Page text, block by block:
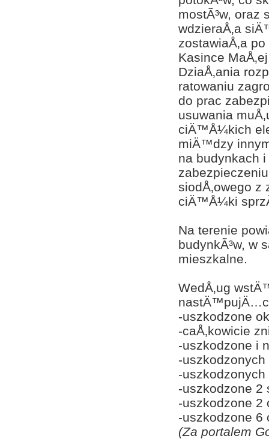
mostÃ³w, oraz
wdzieraÅ‚a
zostawiaÅ‚a
Kasince
DziaÅ‚ania
ratowaniu
do prac
usuwania
ciÄ™Å¼kich
miÄ™dzy
na budynkach
siodÅ‚owego z
ciÄ™Å¼ki
Na terenie
budynkÃ³w, w
mieszkalne.
WedÅ‚ug
-uszkodzone
-caÅ‚kowicie
-uszkodzone i
-uszkodzonych
-uszkodzonych
-uszkodzone 2
-uszkodzone
-uszkodzone 6
(Za portalem